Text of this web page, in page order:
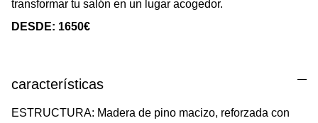
transformar tu salón en un lugar acogedor.
DESDE: 1650€
características
ESTRUCTURA: Madera de pino macizo, reforzada con